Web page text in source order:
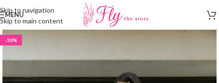
Skip to navigation
Skip to main content
MENU
-30%